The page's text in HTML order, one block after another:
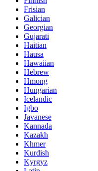
Frisian
Galician
Georgian
Gujarati
Haitian
Hausa
Hawaiian
Hebrew
Hmong
Hungarian
Icelandic
Igbo
Javanese
Kannada
Kazakh
Khmer
Kurdish
Kyrgyz